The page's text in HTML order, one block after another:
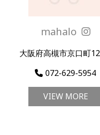
mahalo
大阪府高槻市京口町
072-629-5954
VIEW MORE